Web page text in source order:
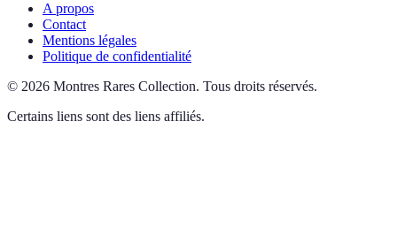
A propos
Contact
Mentions légales
Politique de confidentialité
© 2026 Montres Rares Collection. Tous droits réservés.
Certains liens sont des liens affiliés.